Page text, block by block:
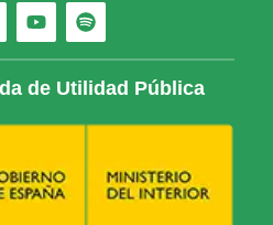
de Utilidad Pública